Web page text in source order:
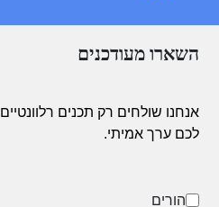
השארו מעודכנים
אנחנו שולחים רק תכנים רלוונטיים
לכם ערך אמיתי.
הורים